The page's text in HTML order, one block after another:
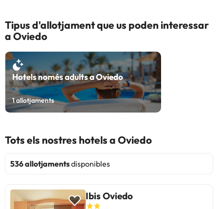
Tipus d'allotjament que us poden interessar
a Oviedo
Hotels només adults a Oviedo
1allotjaments
Tots els nostres hotels a Oviedo
536 allotjamentsdisponibles
Ibis Oviedo